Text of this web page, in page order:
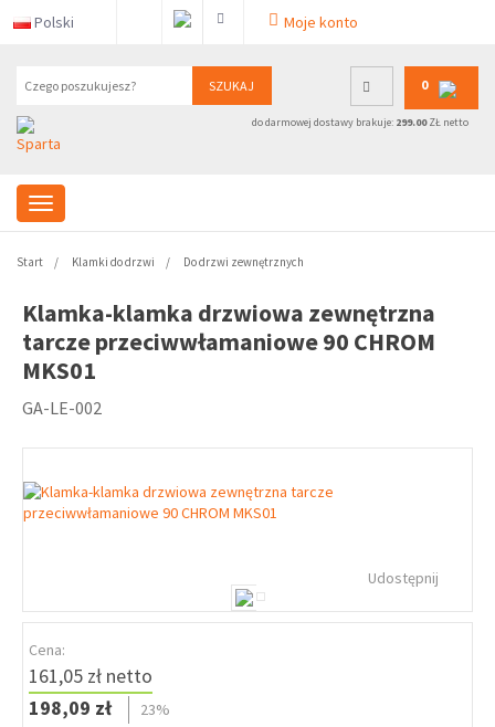
Polski Moje konto
SZUKAJ 0
do darmowej dostawy brakuje: 299.00ZŁ netto
Start Klamki do drzwi Do drzwi zewnętrznych
Klamka-klamka drzwiowa zewnętrzna
tarcze przeciwwłamaniowe 90 CHROM
MKS01
GA-LE-002
Udostępnij
Cena:
161,05 zł netto
198,09 zł
23%